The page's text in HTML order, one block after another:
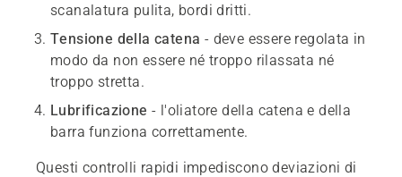
scanalatura pulita, bordi dritti.
Tensione della catena - deve essere regolata in
modo da non essere né troppo rilassata né
troppo stretta.
Lubrificazione - l'oliatore della catena e della
barra funziona correttamente.
Questi controlli rapidi impediscono deviazioni di